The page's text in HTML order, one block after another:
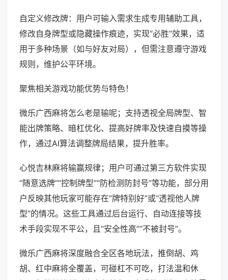
自定义修改牌：用户可输入需求生成专用辅助工具，
修改自身牌型或隐藏操作痕迹，实现“必胜”效果，适
用于多种场景（如与好友对局），但需注意遵守游戏
规则，维护公平环境。
聚焦相关游戏功能优势与特色！
微乐广西麻将怎么老是输呢；支持透视全局牌型、智
能出牌策略、暗杠优化、提高好牌率及快速自摸等操
作，通过AI算法调整牌局结果，提升胜率。
心悦吉林麻将输赢规律；用户可通过第三方软件实现
“随意选牌”“控制牌型”“防检测防封号”等功能，部分用
户反映其他玩家可能存在“牌特别好”或“透视他人牌
型”的情况。这些工具通过后台运行、自动连接等技
术手段实现不平公，且“安全性高”“不被封号”。
微乐广西麻将深度融合全区各地玩法，推倒胡、鸡
胡、红中麻将全覆盖，可碰杠不可吃，打法温和休